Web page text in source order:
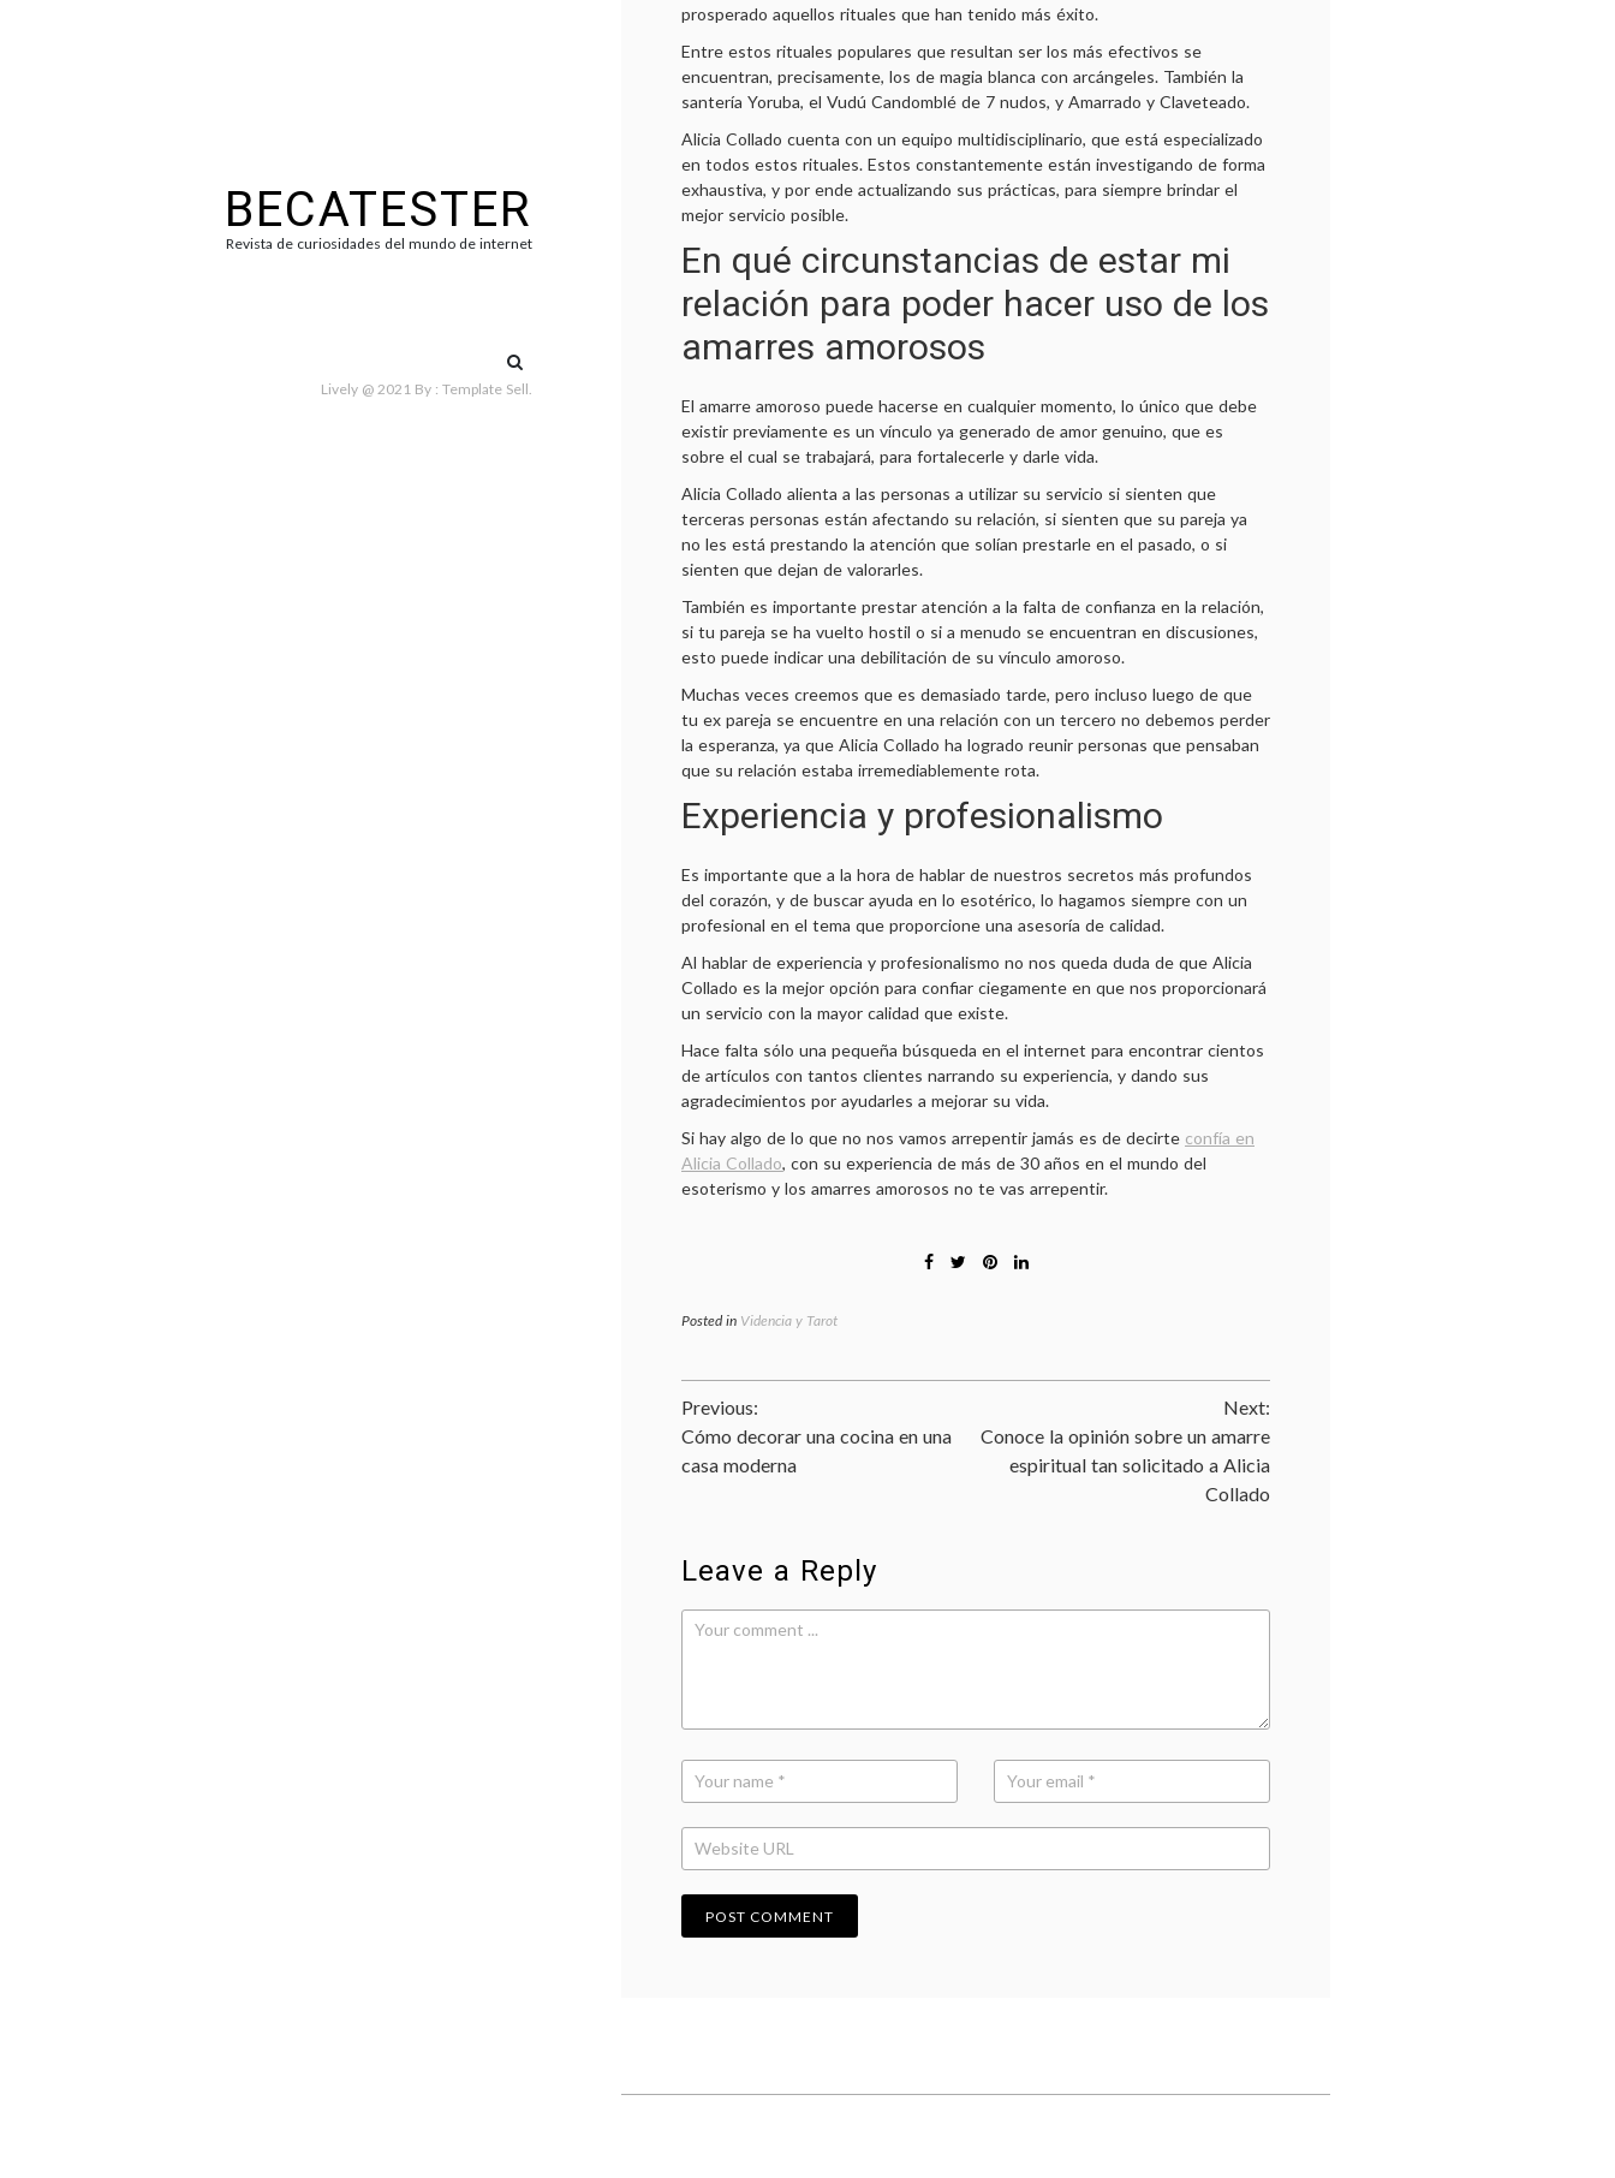
BECATESTER
Revista de curiosidades del mundo de internet
Buscar:
Lively @ 2021 By : Template Sell.
prosperado aquellos rituales que han tenido más éxito.
Entre estos rituales populares que resultan ser los más efectivos se
encuentran, precisamente, los de magia blanca con arcángeles. También la
santería Yoruba, el Vudú Candomblé de 7 nudos, y Amarrado y Claveteado.
Alicia Collado cuenta con un equipo multidisciplinario, que está especializado
en todos estos rituales. Estos constantemente están investigando de forma
exhaustiva, y por ende actualizando sus prácticas, para siempre brindar el
mejor servicio posible.
En qué circunstancias de estar mi
relación para poder hacer uso de los
amarres amorosos
El amarre amoroso puede hacerse en cualquier momento, lo único que debe
existir previamente es un vínculo ya generado de amor genuino, que es
sobre el cual se trabajará, para fortalecerle y darle vida.
Alicia Collado alienta a las personas a utilizar su servicio si sienten que
terceras personas están afectando su relación, si sienten que su pareja ya
no les está prestando la atención que solían prestarle en el pasado, o si
sienten que dejan de valorarles.
También es importante prestar atención a la falta de confianza en la relación,
si tu pareja se ha vuelto hostil o si a menudo se encuentran en discusiones,
esto puede indicar una debilitación de su vínculo amoroso.
Muchas veces creemos que es demasiado tarde, pero incluso luego de que
tu ex pareja se encuentre en una relación con un tercero no debemos perder
la esperanza, ya que Alicia Collado ha logrado reunir personas que pensaban
que su relación estaba irremediablemente rota.
Experiencia y profesionalismo
Es importante que a la hora de hablar de nuestros secretos más profundos
del corazón, y de buscar ayuda en lo esotérico, lo hagamos siempre con un
profesional en el tema que proporcione una asesoría de calidad.
Al hablar de experiencia y profesionalismo no nos queda duda de que Alicia
Collado es la mejor opción para confiar ciegamente en que nos proporcionará
un servicio con la mayor calidad que existe.
Hace falta sólo una pequeña búsqueda en el internet para encontrar cientos
de artículos con tantos clientes narrando su experiencia, y dando sus
agradecimientos por ayudarles a mejorar su vida.
Si hay algo de lo que no nos vamos arrepentir jamás es de decirte confía en
Alicia Collado, con su experiencia de más de 30 años en el mundo del
esoterismo y los amarres amorosos no te vas arrepentir.
Posted in Videncia y Tarot
Navegación
de
Previous:
Cómo decorar una cocina en una
casa moderna
Next:
Conoce la opinión sobre un amarre
espiritual tan solicitado a Alicia
Collado
Leave a Reply